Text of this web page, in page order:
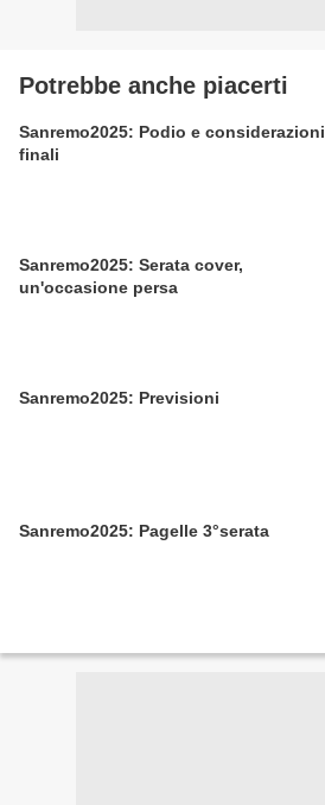
Potrebbe anche piacerti
Sanremo2025: Podio e considerazioni
finali
Sanremo2025: Serata cover,
un'occasione persa
Sanremo2025: Previsioni
Sanremo2025: Pagelle 3°serata